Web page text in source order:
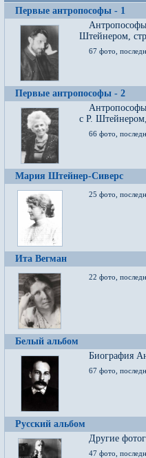
Первые антропософы - 1
Штейнером,
67 фото,
Первые антропософы - 2
с Р.
66 фото,
Мария Штейнер-Сиверс
25 фото,
Ита Вегман
22 фото,
Белый альбом
Биография
67 фото,
Русский альбом
Другие
47 фото,